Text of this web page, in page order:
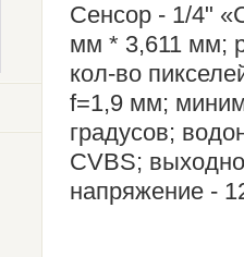
Cенсор - 1/4"
мм * 3,611 мм;
кол-во
f=1,9 мм;
градусов;
CVBS;
напряжение -